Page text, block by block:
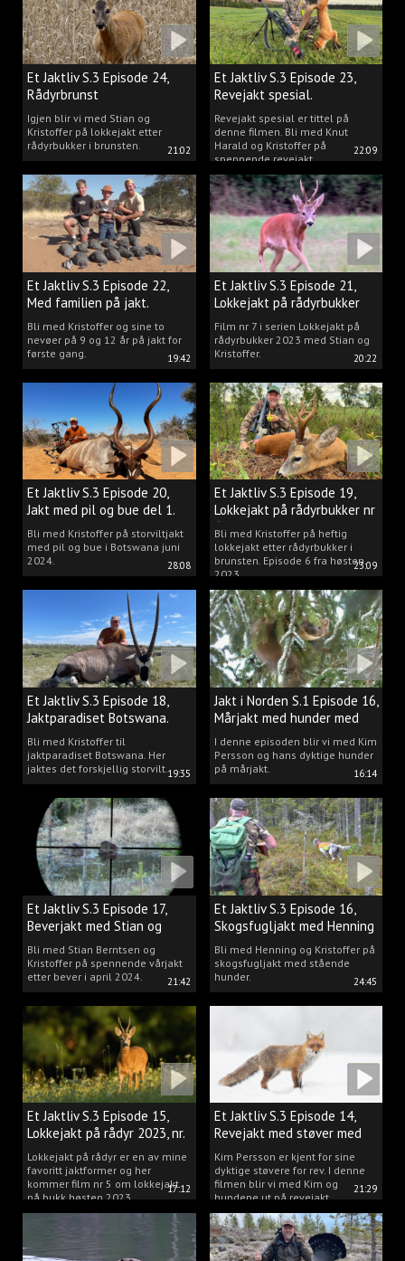
21:02
Et Jaktliv S.3 Episode 24,
Rådyrbrunst
Igjen blir vi med Stian og
Kristoffer på lokkejakt etter
rådyrbukker i brunsten.
22:09
Et Jaktliv S.3 Episode 23,
Revejakt spesial.
Revejakt spesial er tittel på
denne filmen. Bli med Knut
Harald og Kristoffer på
spennende revejakt.
19:42
Et Jaktliv S.3 Episode 22,
Med familien på jakt.
Bli med Kristoffer og sine to
nevøer på 9 og 12 år på jakt for
første gang.
20:22
Et Jaktliv S.3 Episode 21,
Lokkejakt på rådyrbukker
med Stian og Kristoffer
Film nr 7 i serien Lokkejakt på
rådyrbukker 2023 med Stian og
Kristoffer.
28:08
Et Jaktliv S.3 Episode 20,
Jakt med pil og bue del 1.
Bli med Kristoffer på storviltjakt
med pil og bue i Botswana juni
2024.
23:09
Et Jaktliv S.3 Episode 19,
Lokkejakt på rådyrbukker nr
6
Bli med Kristoffer på heftig
lokkejakt etter rådyrbukker i
brunsten. Episode 6 fra høsten
2023.
19:35
Et Jaktliv S.3 Episode 18,
Jaktparadiset Botswana.
Bli med Kristoffer til
jaktparadiset Botswana. Her
jaktes det forskjellig storvilt.
16:14
Jakt i Norden S.1 Episode 16,
Mårjakt med hunder med
Kim Persson
I denne episoden blir vi med Kim
Persson og hans dyktige hunder
på mårjakt.
21:42
Et Jaktliv S.3 Episode 17,
Beverjakt med Stian og
Kristoffer
Bli med Stian Berntsen og
Kristoffer på spennende vårjakt
etter bever i april 2024.
24:45
Et Jaktliv S.3 Episode 16,
Skogsfugljakt med Henning
Mathisen
Bli med Henning og Kristoffer på
skogsfugljakt med stående
hunder.
17:12
Et Jaktliv S.3 Episode 15,
Lokkejakt på rådyr 2023, nr.
5Lokkejakt på rådyr er en av mine
favoritt jaktformer og her
kommer film nr 5 om lokkejakt
på bukk høsten 2023.
21:29
Et Jaktliv S.3 Episode 14,
Revejakt med støver med
Kim Persson
Kim Persson er kjent for sine
dyktige støvere for rev. I denne
filmen blir vi med Kim og
hundene ut på revejakt.